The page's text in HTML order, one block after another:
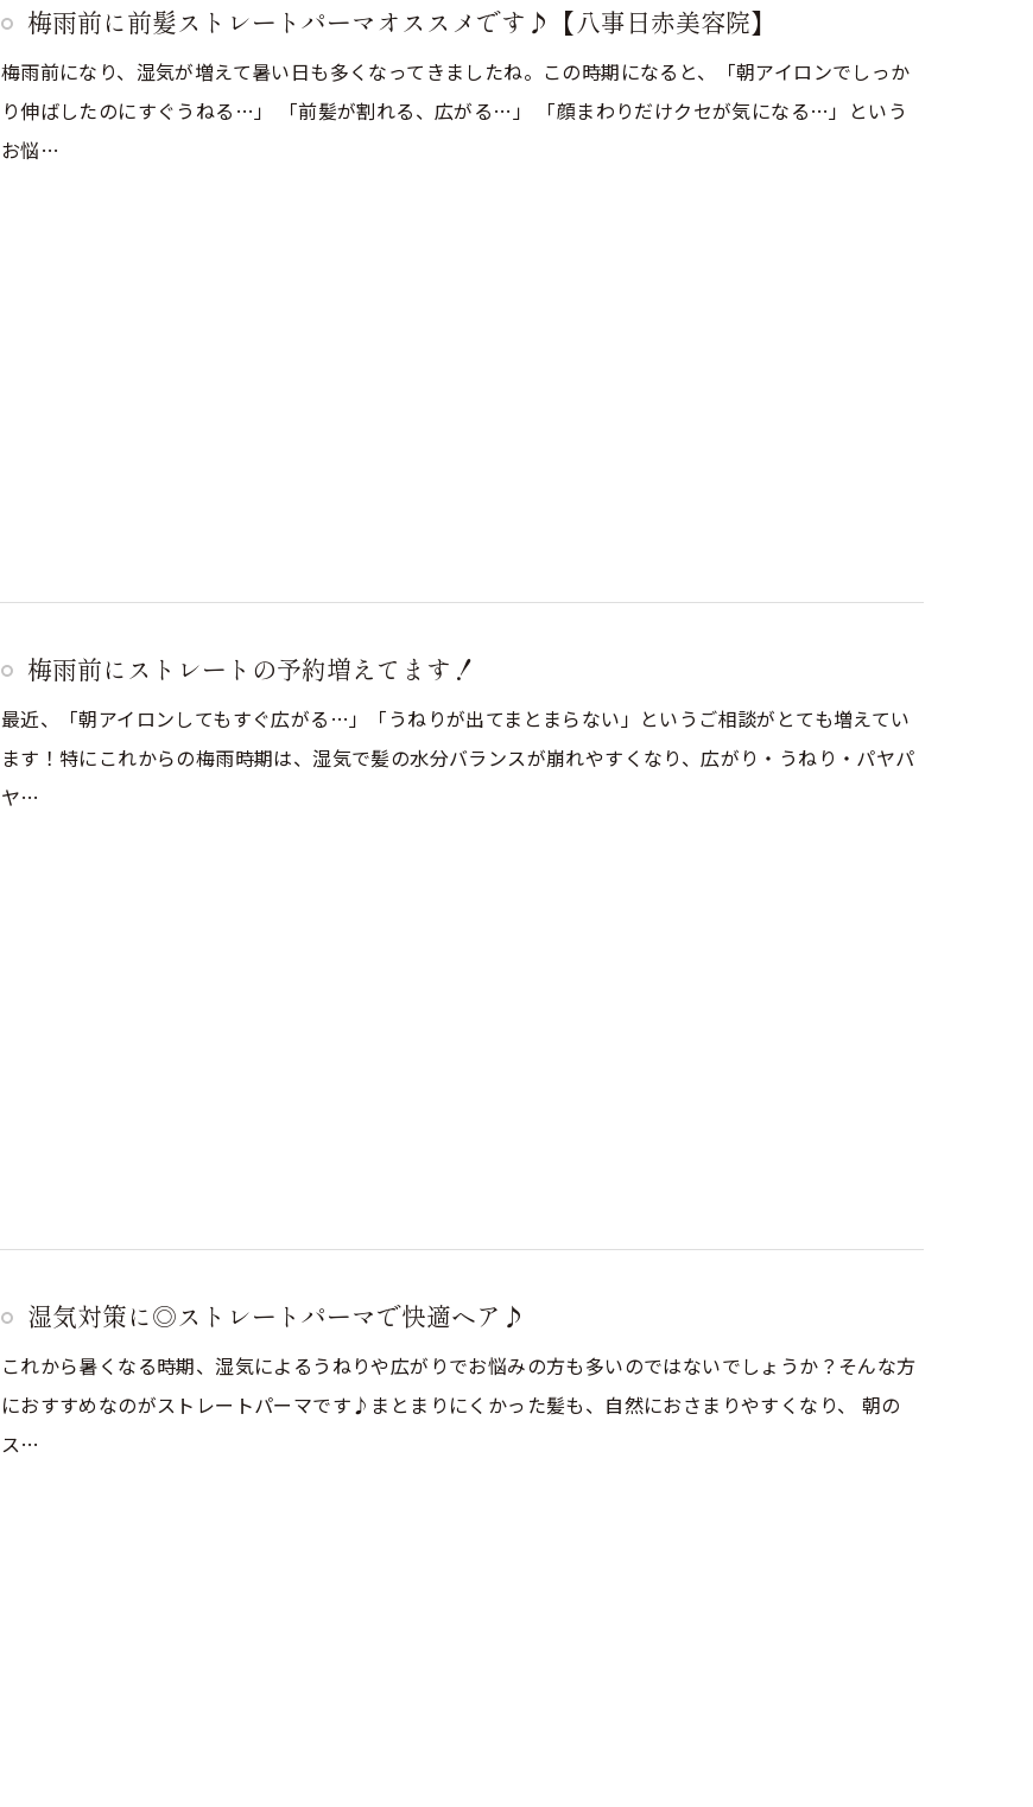
梅雨前に前髪ストレートパーマオススメです♪【八事日赤美容院】
梅雨前になり、湿気が増えて暑い日も多くなってきましたね。この時期になると、「朝アイロンでしっか
り伸ばしたのにすぐうねる…」 「前髪が割れる、広がる…」 「顔まわりだけクセが気になる…」という
お悩…
梅雨前にストレートの予約増えてます！
最近、「朝アイロンしてもすぐ広がる…」「うねりが出てまとまらない」というご相談がとても増えてい
ます！特にこれからの梅雨時期は、湿気で髪の水分バランスが崩れやすくなり、広がり・うねり・パヤパ
ヤ…
湿気対策に◎ストレートパーマで快適ヘア♪
これから暑くなる時期、湿気によるうねりや広がりでお悩みの方も多いのではないでしょうか？そんな方
におすすめなのがストレートパーマです♪まとまりにくかった髪も、自然におさまりやすくなり、 朝の
ス…